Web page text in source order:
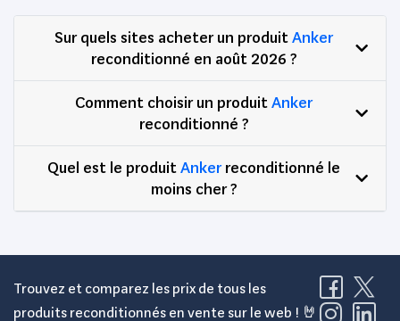
Sur quels sites acheter un produitAnker
reconditionné en août 2026 ?
Comment choisir un produitAnker
reconditionné ?
Quel est le produitAnkerreconditionné le
moins cher ?
Trouvez et comparez les prix de tous les
produits reconditionnés en vente sur le web ! 🤘